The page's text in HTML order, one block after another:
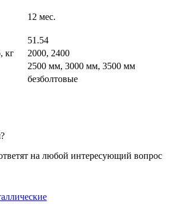
12 мес.
51.54
кг
2000, 2400
2500 мм, 3000 мм, 3500 мм
безболтовые
на любой интересующий вопрос